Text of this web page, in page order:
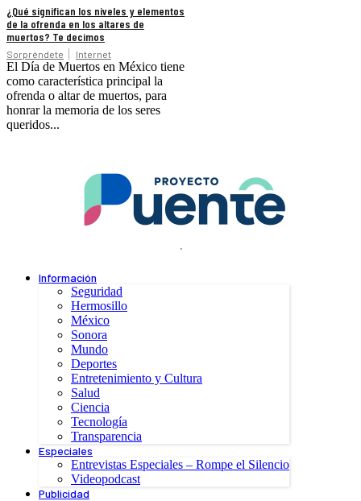
¿Qué significan los niveles y elementos
de la ofrenda en los altares de
muertos? Te decimos
Sorpréndete Internet
El Día de Muertos en México tiene
como característica principal la
ofrenda o altar de muertos, para
honrar la memoria de los seres
queridos...
.
Información
Seguridad
Hermosillo
México
Sonora
Mundo
Deportes
Entretenimiento y Cultura
Salud
Ciencia
Tecnología
Transparencia
Especiales
Entrevistas Especiales – Rompe el Silencio
Videopodcast
Publicidad